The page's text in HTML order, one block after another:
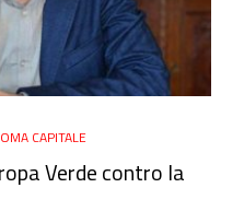
CAPITALE
Verde contro la